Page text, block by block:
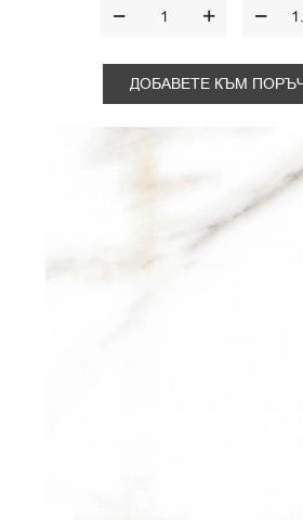
ДОБАВЕТЕ КЪМ